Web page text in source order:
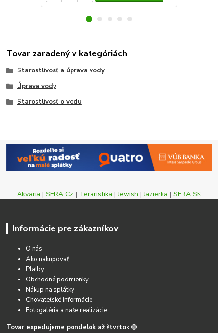
Tovar zaradený v kategóriách
Starostlivosť a úprava vody
Úprava vody
Starostlivosť o vodu
Akvaria | SERA CZ | Teraristika |Jewish |Jazierka | SERA SK
Informácie pre zákazníkov
O nás
Ako nakupovať
Platby
Obchodné podmienky
Nákup na splátky
Chovateľské informácie
Fotogaléria a naše realizácie
Tovar expedujeme pondelok až štvrtok 🟢